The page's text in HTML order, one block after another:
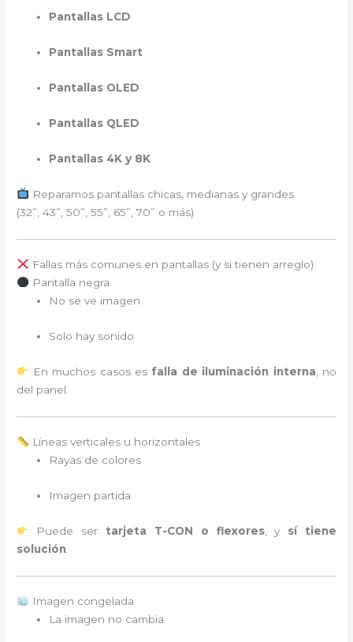
Pantallas LCD
Pantallas Smart
Pantallas OLED
Pantallas QLED
Pantallas 4K y 8K
Reparamos pantallas chicas, medianas y grandes
(32”, 43”, 50”, 55”, 65”, 70” o más)
Fallas más comunes en pantallas (y si tienen arreglo)
Pantalla negra
No se ve imagen
Solo hay sonido
En muchos casos es falla de iluminación interna , no
del panel.
Líneas verticales u horizontales
Rayas de colores
Imagen partida
Puede ser tarjeta T-CON o flexores, y sí tiene
solución
Imagen congelada
La imagen no cambia